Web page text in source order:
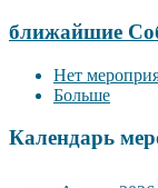
ближайшие
Нет
Больше
Календарь